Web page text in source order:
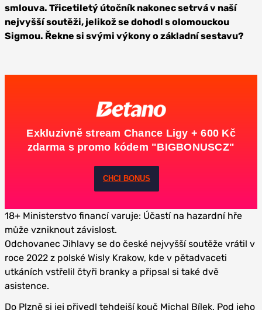
smlouva. Třicetiletý útočník nakonec setrvá v naší
nejvyšší soutěži, jelikož se dohodl s olomouckou
Sigmou. Řekne si svými výkony o základní sestavu?
Exkluzivně stream Chance Ligy + 600 Kč
zdarma s promo kódem "BIGBONUSCZ"
CHCI BONUS
18+ Ministerstvo financí varuje: Účastí na hazardní hře
může vzniknout závislost.
Odchovanec Jihlavy se do české nejvyšší soutěže vrátil v
roce 2022 z polské Wisly Krakow, kde v pětadvaceti
utkáních vstřelil čtyři branky a připsal si také dvě
asistence.
Do Plzně si jej přivedl tehdejší kouč Michal Bílek. Pod jeho